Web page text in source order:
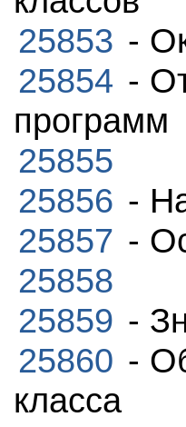
25853 -
25854 -
программ
25855
25856 -
25857 -
25858
25859 -
25860 -
класса